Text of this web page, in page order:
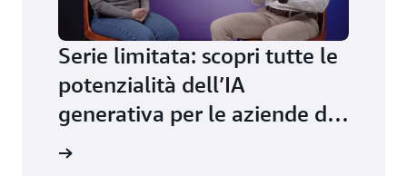
Serie limitata: scopri tutte le
potenzialità dell’IA
generativa per le aziende di
software